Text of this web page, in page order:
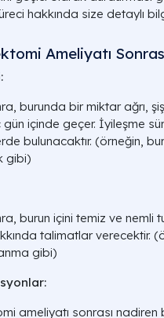
hakkında size detaylı
Ameliyatı
burunda bir miktar ağrı,
içinde geçer. İyileşme
bulunacaktır. (örneğin,
gibi)
burun içini temiz ve nemli
talimatlar verecektir.
gibi)
ameliyatı sonrası nadiren